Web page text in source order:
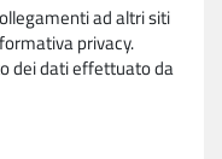
ad altri siti
privacy.
dei dati effettuato da